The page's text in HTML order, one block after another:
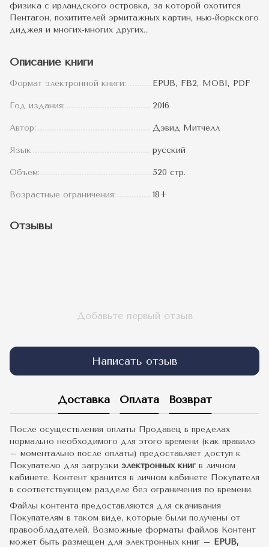
физика с ирландского островка, за которой охотится
Пентагон, похитителей эрмитажных картин, нью-йоркского
диджея и многих-многих других…
Описание книги
Формат электронной книги: EPUB, FB2, MOBI, PDF
Год издания: 2016
Автор: Дэвид Митчелл
Язык русский
Объем: 520 стр.
Возрастные ограничения: 18+
Отзывы
Добавьте первый отзыв
Написать отзыв
Доставка Оплата Возврат
После осуществления оплаты Продавец в пределах
нормально необходимого для этого времени (как правило
– моментально после оплаты) предоставляет доступ к
Покупателю для загрузки электронных книг в личном
кабинете. Контент хранится в личном кабинете Покупателя
в соответствующем разделе без ограничения по времени.
Файлы контента предоставляются для скачивания
Покупателям в таком виде, которые были получены от
правообладателей. Возможные форматы файлов Контент
может быть размещен для электронных книг – EPUB,